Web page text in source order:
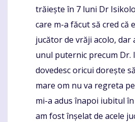
trăiește în 7 luni Dr
care m-a făcut să cred că
jucător de vrăji acolo, dar
unul puternic precum Dr.
dovedesc oricui dorește
mare om nu va regreta
mi-a adus înapoi iubitul
am fost înșelat de acele